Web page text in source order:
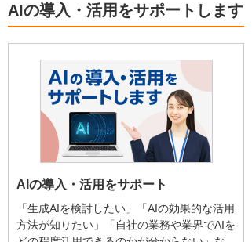
AIの導入・活用をサポートします
AIの導入・活用をサポート
「生成AIを検討したい」「AIの効果的な活用
方法が知りたい」「自社の業務や業界でAIを